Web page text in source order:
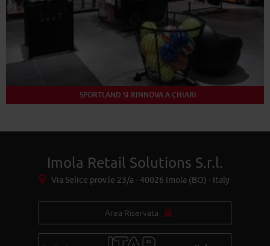
SPORTLAND SI RINNOVA A CHIARI
Imola Retail Solutions S.r.l.
Via Selice prov.le 23/a - 40026 Imola (BO) - Italy
Area Riservata